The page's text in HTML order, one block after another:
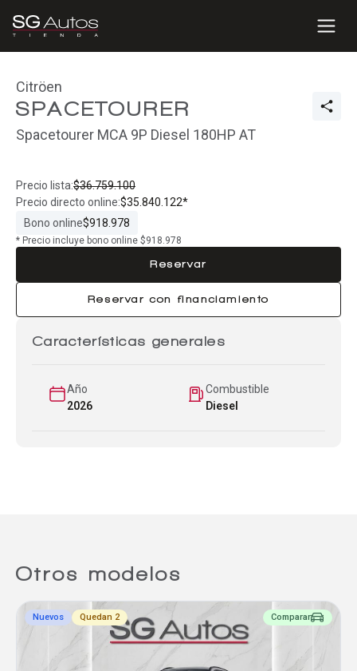
Citröen
SPACETOURER
Spacetourer MCA 9P Diesel 180HP AT
Precio lista:$36.759.100
Precio directo online:$35.840.122*
Bono online$918.978
* Precio incluye bono online $918.978
Reservar
Reservar con financiamiento
Características generales
Año
2026
Combustible
Diesel
Otros modelos
Nuevos Quedan 2 Comparar